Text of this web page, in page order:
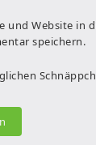
und Website in
speichern.